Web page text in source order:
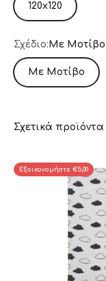
120x120
Σχέδιο: Με Μοτίβο
Με Μοτίβο
Εξοικονομήστε €5,00